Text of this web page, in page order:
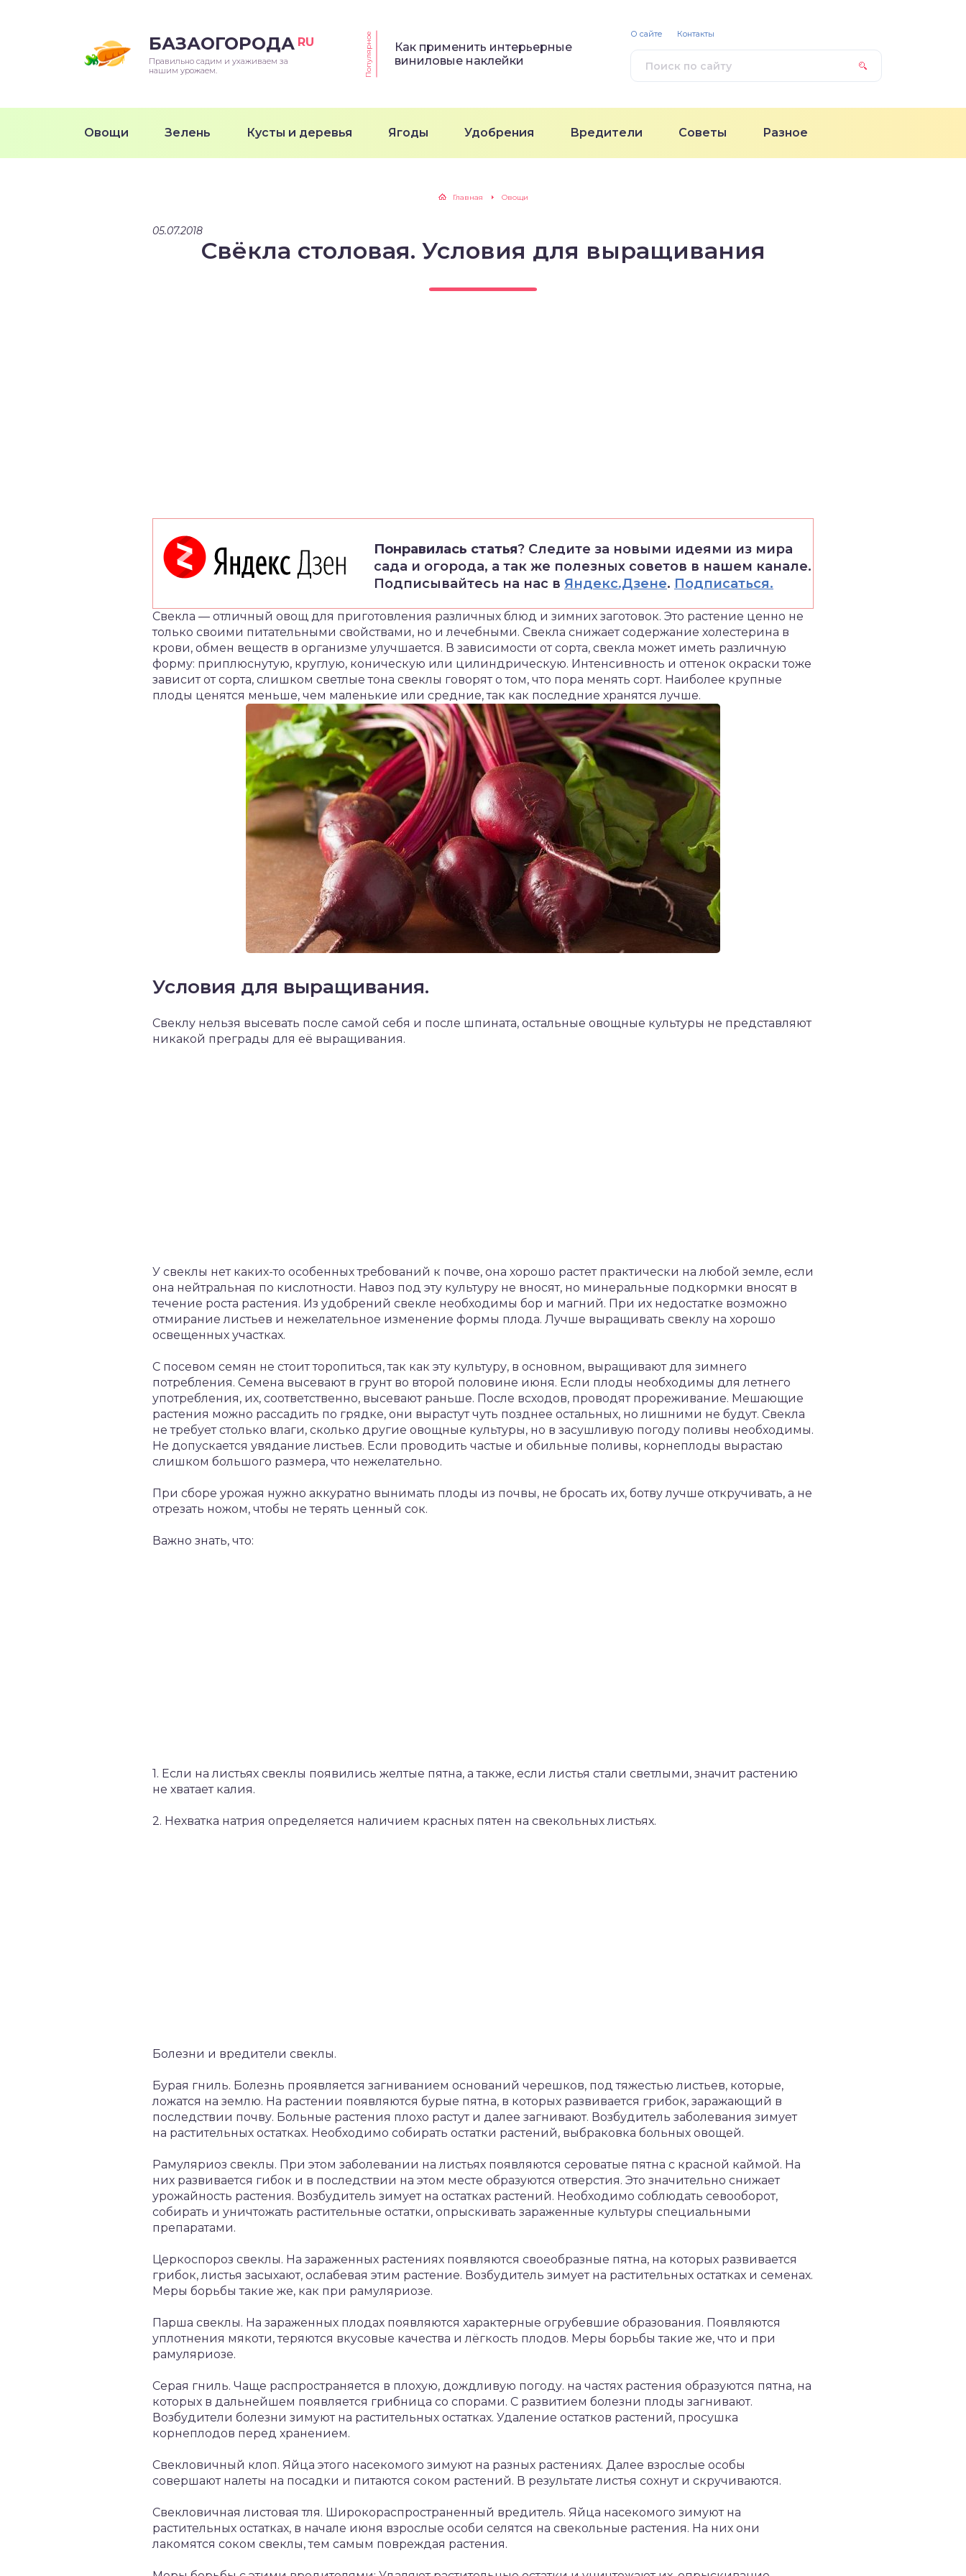
БАЗАОГОРОДА RU
Правильно садим и ухаживаем за
нашим урожаем.
Популярное
Как применить интерьерные
виниловые наклейки
Овощи Зелень Кусты и деревья Ягоды Удобрения Вредители Советы Разное
О сайте Контакты
Главная Овощи
05.07.2018
Свёкла столовая. Условия для выращивания
Понравилась статья? Следите за новыми идеями из мира
сада и огорода, а так же полезных советов в нашем канале.
Подписывайтесь на нас в Яндекс.Дзене. Подписаться.
Свекла — отличный овощ для приготовления различных блюд и зимних заготовок. Это растение ценно не
только своими питательными свойствами, но и лечебными. Свекла снижает содержание холестерина в
крови, обмен веществ в организме улучшается. В зависимости от сорта, свекла может иметь различную
форму: приплюснутую, круглую, коническую или цилиндрическую. Интенсивность и оттенок окраски тоже
зависит от сорта, слишком светлые тона свеклы говорят о том, что пора менять сорт. Наиболее крупные
плоды ценятся меньше, чем маленькие или средние, так как последние хранятся лучше.
Условия для выращивания.
Свеклу нельзя высевать после самой себя и после шпината, остальные овощные культуры не представляют
никакой преграды для её выращивания.
У свеклы нет каких-то особенных требований к почве, она хорошо растет практически на любой земле, если
она нейтральная по кислотности. Навоз под эту культуру не вносят, но минеральные подкормки вносят в
течение роста растения. Из удобрений свекле необходимы бор и магний. При их недостатке возможно
отмирание листьев и нежелательное изменение формы плода. Лучше выращивать свеклу на хорошо
освещенных участках.
С посевом семян не стоит торопиться, так как эту культуру, в основном, выращивают для зимнего
потребления. Семена высевают в грунт во второй половине июня. Если плоды необходимы для летнего
употребления, их, соответственно, высевают раньше. После всходов, проводят прореживание. Мешающие
растения можно рассадить по грядке, они вырастут чуть позднее остальных, но лишними не будут. Свекла
не требует столько влаги, сколько другие овощные культуры, но в засушливую погоду поливы необходимы.
Не допускается увядание листьев. Если проводить частые и обильные поливы, корнеплоды вырастаю
слишком большого размера, что нежелательно.
При сборе урожая нужно аккуратно вынимать плоды из почвы, не бросать их, ботву лучше откручивать, а не
отрезать ножом, чтобы не терять ценный сок.
Важно знать, что:
1. Если на листьях свеклы появились желтые пятна, а также, если листья стали светлыми, значит растению
не хватает калия.
2. Нехватка натрия определяется наличием красных пятен на свекольных листьях.
Болезни и вредители свеклы.
Бурая гниль. Болезнь проявляется загниванием оснований черешков, под тяжестью листьев, которые,
ложатся на землю. На растении появляются бурые пятна, в которых развивается грибок, заражающий в
последствии почву. Больные растения плохо растут и далее загнивают. Возбудитель заболевания зимует
на растительных остатках. Необходимо собирать остатки растений, выбраковка больных овощей.
Рамуляриоз свеклы. При этом заболевании на листьях появляются сероватые пятна с красной каймой. На
них развивается гибок и в последствии на этом месте образуются отверстия. Это значительно снижает
урожайность растения. Возбудитель зимует на остатках растений. Необходимо соблюдать севооборот,
собирать и уничтожать растительные остатки, опрыскивать зараженные культуры специальными
препаратами.
Церкоспороз свеклы. На зараженных растениях появляются своеобразные пятна, на которых развивается
грибок, листья засыхают, ослабевая этим растение. Возбудитель зимует на растительных остатках и семенах.
Меры борьбы такие же, как при рамуляриозе.
Парша свеклы. На зараженных плодах появляются характерные огрубевшие образования. Появляются
уплотнения мякоти, теряются вкусовые качества и лёгкость плодов. Меры борьбы такие же, что и при
рамуляриозе.
Серая гниль. Чаще распространяется в плохую, дождливую погоду. на частях растения образуются пятна, на
которых в дальнейшем появляется грибница со спорами. С развитием болезни плоды загнивают.
Возбудители болезни зимуют на растительных остатках. Удаление остатков растений, просушка
корнеплодов перед хранением.
Свекловичный клоп. Яйца этого насекомого зимуют на разных растениях. Далее взрослые особы
совершают налеты на посадки и питаются соком растений. В результате листья сохнут и скручиваются.
Свекловичная листовая тля. Широкораспространенный вредитель. Яйца насекомого зимуют на
растительных остатках, в начале июня взрослые особи селятся на свекольные растения. На них они
лакомятся соком свеклы, тем самым повреждая растения.